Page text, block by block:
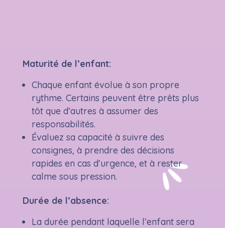
Maturité de l’enfant:
Chaque enfant évolue à son propre
rythme. Certains peuvent être prêts plus
tôt que d’autres à assumer des
responsabilités.
Évaluez sa capacité à suivre des
consignes, à prendre des décisions
rapides en cas d’urgence, et à rester
calme sous pression.
Durée de l’absence:
La durée pendant laquelle l’enfant sera